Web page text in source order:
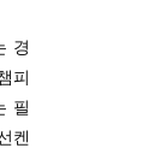
경
피
필
켄